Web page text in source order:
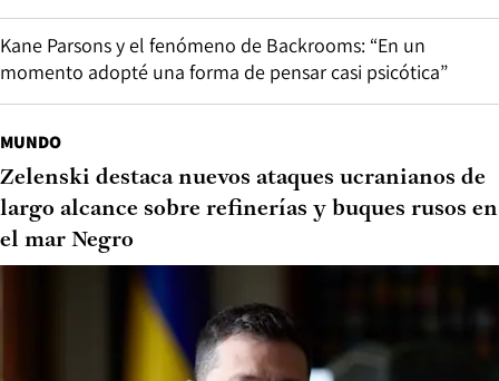
Kane Parsons y el fenómeno de Backrooms: “En un
momento adopté una forma de pensar casi psicótica”
MUNDO
Zelenski destaca nuevos ataques ucranianos de
largo alcance sobre refinerías y buques rusos en
el mar Negro